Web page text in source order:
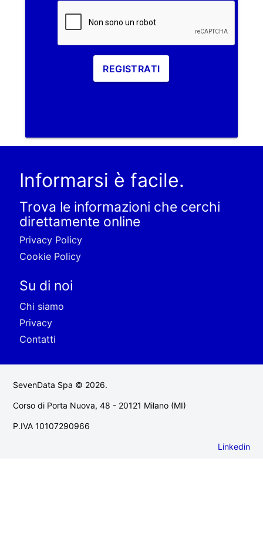
REGISTRATI
Informarsi è facile.
Trova le informazioni che cerchi
direttamente online
Privacy Policy
Cookie Policy
Su di noi
Chi siamo
Privacy
Contatti
SevenData Spa © 2026.
Corso di Porta Nuova, 48 - 20121 Milano (MI)
P.IVA 10107290966
Linkedin